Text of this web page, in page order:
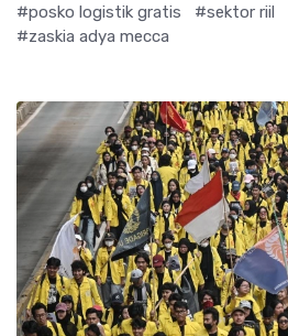
#posko logistik gratis
#sektor riil
#zaskia adya mecca